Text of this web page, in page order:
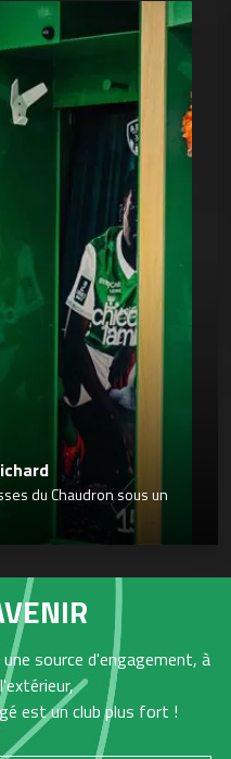
du Chaudron sous un
source d'engagement, à
est un club plus fort !